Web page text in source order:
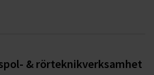
& rörteknikverksamhet